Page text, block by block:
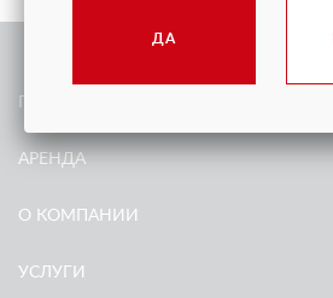
АРЕНДА
О КОМПАНИИ
УСЛУГИ
ДА